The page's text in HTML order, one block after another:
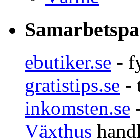
ebutiker.se -
gratistips.se -
inkomsten.se
Växthus